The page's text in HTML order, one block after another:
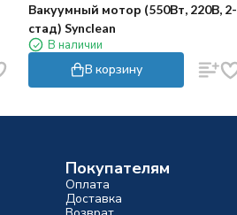
Вакуумный мотор (550Вт, 220В, 2-
стад) Synclean
В наличии
В корзину
Покупателям
Оплата
Доставка
Возврат